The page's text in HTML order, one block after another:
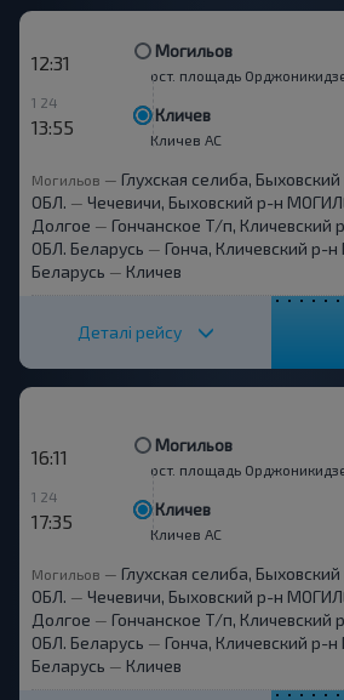
12:31
Могильов
ост. площадь
1 24
13:55
Кличев
Кличев АС
Могильов — Глухская селиба,
ОБЛ. — Чечевичи, Быховский р-н
Долгое — Гончанское Т/п,
ОБЛ. Беларусь — Гонча, Кличевский
Беларусь — Кличев
Деталі рейсу
16:11
Могильов
ост. площадь
1 24
17:35
Кличев
Кличев АС
Могильов — Глухская селиба,
ОБЛ. — Чечевичи, Быховский р-н
Долгое — Гончанское Т/п,
ОБЛ. Беларусь — Гонча, Кличевский
Беларусь — Кличев